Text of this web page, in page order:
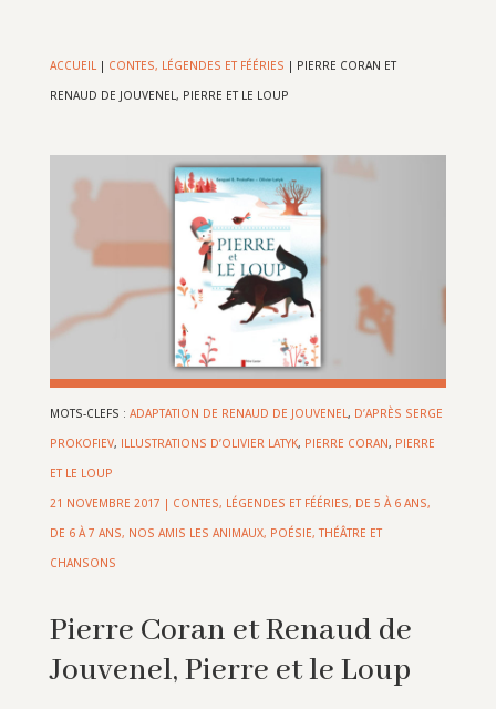
ACCUEIL| CONTES, LÉGENDES ET FÉÉRIES | PIERRE CORAN ET
RENAUD DE JOUVENEL, PIERRE ET LE LOUP
MOTS-CLEFS : ADAPTATION DE RENAUD DE JOUVENEL , D’APRÈS SERGE
PROKOFIEV, ILLUSTRATIONS D’OLIVIER LATYK, PIERRE CORAN, PIERRE
ET LE LOUP
21 NOVEMBRE 2017 | CONTES, LÉGENDES ET FÉÉRIES, DE 5 À 6 ANS,
DE 6 À 7 ANS, NOS AMIS LES ANIMAUX, POÉSIE, THÉÂTRE ET
CHANSONS
Pierre Coran et Renaud de
Jouvenel, Pierre et le Loup